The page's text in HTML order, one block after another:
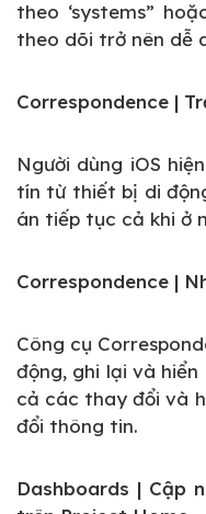
theo ‘systems”
theo dõi trở nên dễ
Correspondence |
Người dùng iOS
tín từ thiết bị di
án tiếp tục cả khi ở
Correspondence |
Công cụ
động, ghi lại và
cả các thay đổi và
đổi thông tin.
Dashboards | Cập